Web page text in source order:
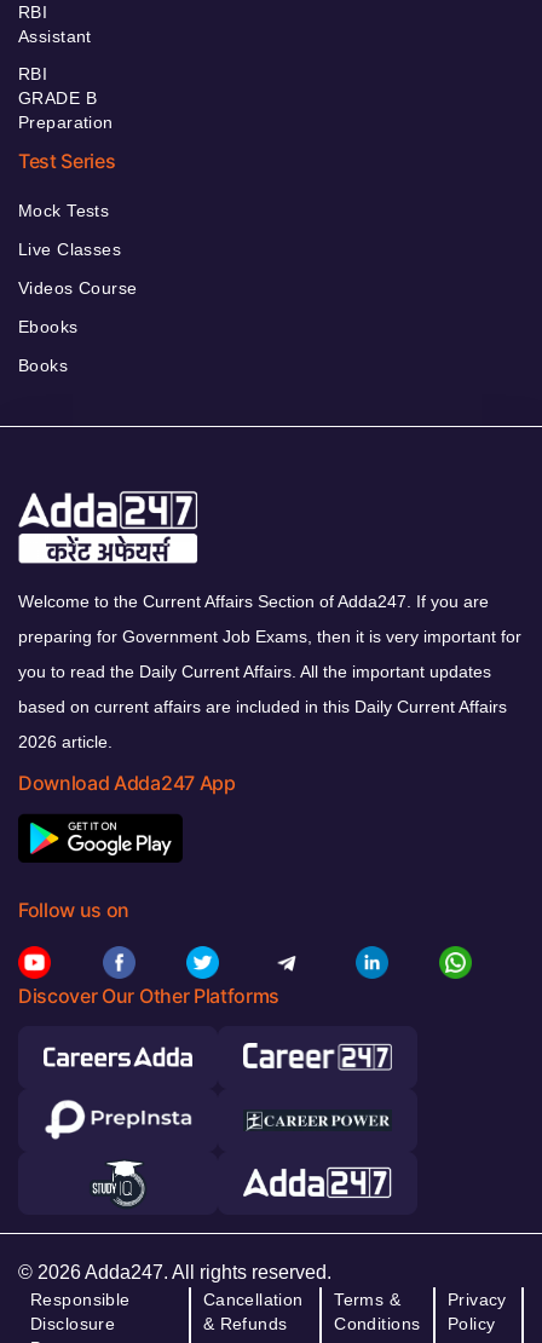
RBI
Assistant
RBI
GRADE B
Preparation
Test Series
Mock Tests
Live Classes
Videos Course
Ebooks
Books
Welcome to the Current Affairs Section of Adda247. If you are
preparing for Government Job Exams, then it is very important for
you to read the Daily Current Affairs. All the important updates
based on current affairs are included in this Daily Current Affairs
2026 article.
Download Adda247 App
Follow us on
Discover Our Other Platforms
© 2026 Adda247. All rights reserved.
Responsible
Disclosure
Cancellation
& Refunds
Terms &
Conditions
Privacy
Policy